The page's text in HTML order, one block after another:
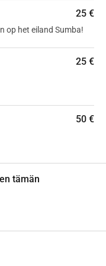
säätiö Awas Kaki
25 €
op het eiland Sumba!
25 €
50 €
tämän